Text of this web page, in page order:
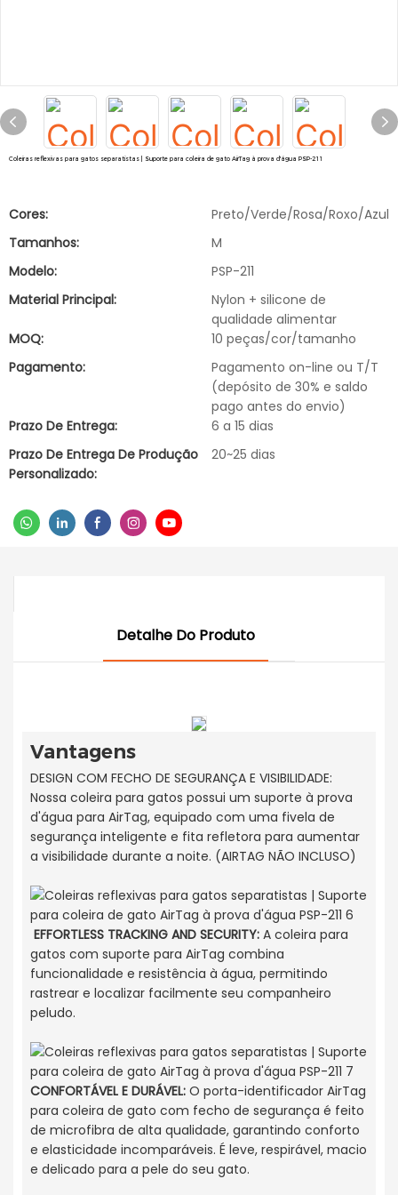
Coleiras reflexivas para gatos separatistas | Suporte para coleira de gato AirTag à prova d'água PSP-211
Cores:
Preto/Verde/Rosa/Roxo/Azul
Tamanhos:
M
Modelo:
PSP-211
Material Principal:
Nylon + silicone de
qualidade alimentar
MOQ:
10 peças/cor/tamanho
Pagamento:
Pagamento on-line ou T/T
(depósito de 30% e saldo
pago antes do envio)
Prazo De Entrega:
6 a 15 dias
Prazo De Entrega De Produção
Personalizado:
20~25 dias
Detalhe Do Produto
Vantagens
DESIGN COM FECHO DE SEGURANÇA E VISIBILIDADE:
Nossa coleira para gatos possui um suporte à prova
d'água para AirTag, equipado com uma fivela de
segurança inteligente e fita refletora para aumentar
a visibilidade durante a noite. (AIRTAG NÃO INCLUSO)
EFFORTLESS TRACKING AND SECURITY: A coleira para
gatos com suporte para AirTag combina
funcionalidade e resistência à água, permitindo
rastrear e localizar facilmente seu companheiro
peludo.
CONFORTÁVEL E DURÁVEL:O porta-identificador AirTag
para coleira de gato com fecho de segurança é feito
de microfibra de alta qualidade, garantindo conforto
e elasticidade incomparáveis. É leve, respirável, macio
e delicado para a pele do seu gato.